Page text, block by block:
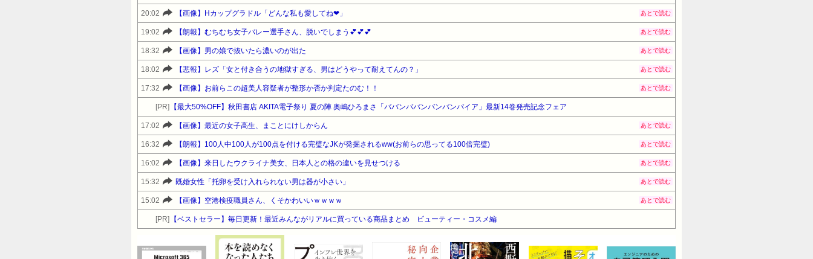
20:02 【画像】Hカップグラドル「どんな私も愛してね❤」 あとで読む
19:02 【朗報】むちむち女子バレー選手さん、脱いでしまう💕💕💕 あとで読む
18:32 【画像】男の娘で抜いたら濃いのが出た あとで読む
18:02 【悲報】レズ「女と付き合うの地獄すぎる、男はどうやって耐えてんの？」 あとで読む
17:32 【画像】お前らこの超美人容疑者が整形か否か判定たのむ！！ あとで読む
[PR] 【最大50%OFF】秋田書店 AKITA電子祭り 夏の陣 奥嶋ひろまさ「ババンババンバンバンパイア」最新14巻発売記念フェア
17:02 【画像】最近の女子高生、まことにけしからん あとで読む
16:32 【朗報】100人中100人が100点を付ける完璧なJKが発掘されるww(お前らの思ってる100倍完璧) あとで読む
16:02 【画像】来日したウクライナ美女、日本人との格の違いを見せつける あとで読む
15:32 既婚女性「托卵を受け入れられない男は器が小さい」 あとで読む
15:02 【画像】空港検疫職員さん、くそかわいいｗｗｗｗ あとで読む
[PR] 【ベストセラー】毎日更新！最近みんながリアルに買っている商品まとめ ビューティー・コスメ編